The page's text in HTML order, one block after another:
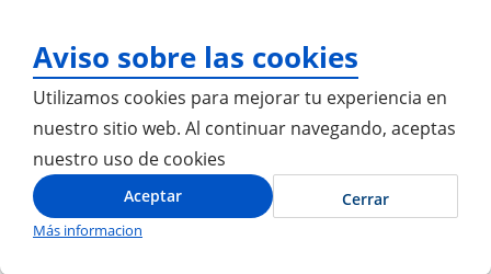
Aviso sobre las cookies
Utilizamos cookies para mejorar tu experiencia en
nuestro sitio web. Al continuar navegando, aceptas
nuestro uso de cookies
Aceptar Cerrar
Más informacion
Inicio JUEGO DE REPARACION CONECTOR